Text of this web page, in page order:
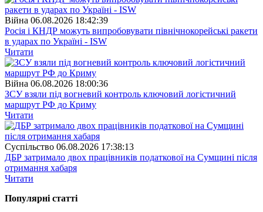
Війна 06.08.2026 18:42:39
Росія і КНДР можуть випробовувати північнокорейські ракети
в ударах по Україні - ISW
Читати
Війна 06.08.2026 18:00:36
ЗСУ взяли під вогневий контроль ключовий логістичний
маршрут РФ до Криму
Читати
Суспiльство 06.08.2026 17:38:13
ДБР затримало двох працівників податкової на Сумщині після
отримання хабаря
Читати
Популярнi статтi